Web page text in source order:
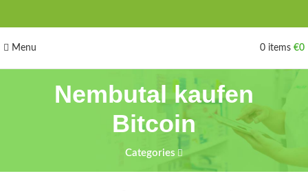
Menu 0 items €0
Nembutal kaufen
Bitcoin
Categories